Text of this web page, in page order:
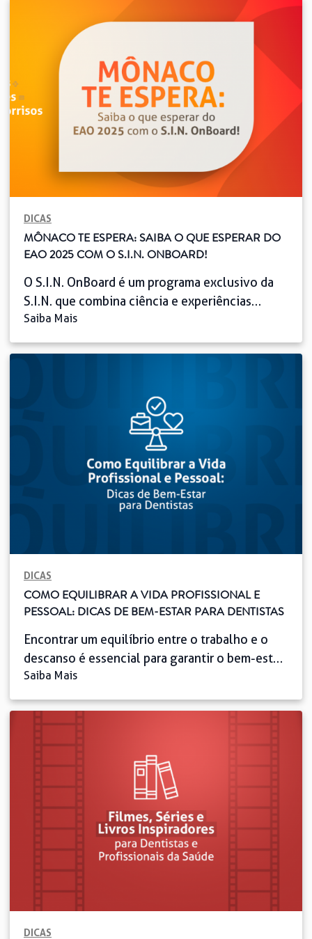
espaço funcional e confortável é fundamental
para melhorar o desempenho nas atividades
diárias, além de proporcionar uma experiência
mais agradável para os […]
DICAS
MÔNACO TE ESPERA: SAIBA O QUE ESPERAR DO
EAO 2025 COM O S.I.N. ONBOARD!
O S.I.N. OnBoard é um programa exclusivo da
S.I.N. que combina ciência e experiências
premium em eventos Odontológicos
EAO (European Association for
congresso de Odontologia da Europa,
proporcionando uma vivência diferenciada e
repleta de vantagens. O EAO 2025, que
Saiba Mais
DICAS
COMO EQUILIBRAR A VIDA PROFISSIONAL E
PESSOAL: DICAS DE BEM-ESTAR PARA DENTISTAS
Encontrar um equilíbrio entre o trabalho e o
descanso é essencial para garantir o bem-estar
físico e mental. Embora seja natural sentir-se
para aproveitar ao máximo esse período sem
abrir mão da saúde. Planejamento, organização
e a prática de autocuidado são aliados
indispensáveis. A seguir, vamos explorar dicas
valiosas para auxiliar […]
Saiba Mais
DICAS